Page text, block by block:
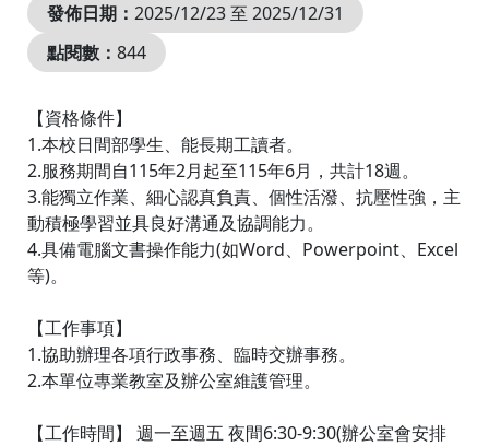
發佈日期： 2025/12/23 至 2025/12/31
點閱數： 844
【資格條件】
1.本校日間部學生、能長期工讀者。
2.服務期間自115年2月起至115年6月，共計18週。
3.能獨立作業、細心認真負責、個性活潑、抗壓性強，主
動積極學習並具良好溝通及協調能力。
4.具備電腦文書操作能力(如Word、Powerpoint、Excel
等)。
【工作事項】
1.協助辦理各項行政事務、臨時交辦事務。
2.本單位專業教室及辦公室維護管理。
【工作時間】 週一至週五 夜間6:30-9:30(辦公室會安排